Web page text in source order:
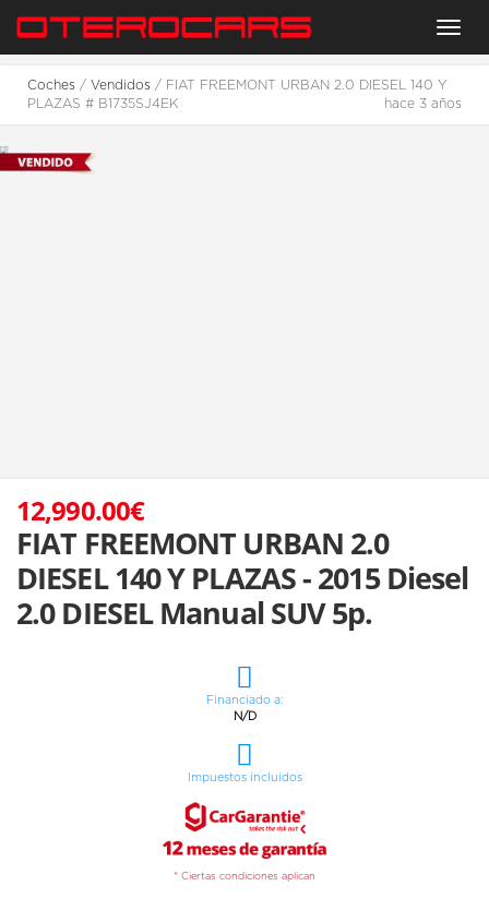
Menu
Coches / Vendidos / FIAT FREEMONT URBAN 2.0 DIESEL 140 Y
PLAZAS # B1735SJ4EK
hace 3 años
2
12,990.00€
FIAT FREEMONT URBAN 2.0
DIESEL 140 Y PLAZAS - 2015 Diesel
2.0 DIESEL Manual SUV 5p.
Financiado a:
N/D
Impuestos incluidos
* Ciertas condiciones aplican